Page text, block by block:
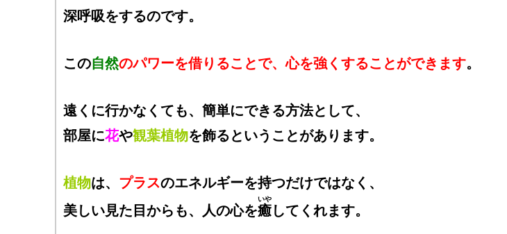
深呼吸をするのです。
この自然のパワーを借りることで、心を強くすることができます。
遠くに行かなくても、簡単にできる方法として、
部屋に花や観葉植物を飾るということがあります。
植物は、 プラスのエネルギーを持つだけではなく、
美しい見た目からも、人の心を癒
いや
してくれます。